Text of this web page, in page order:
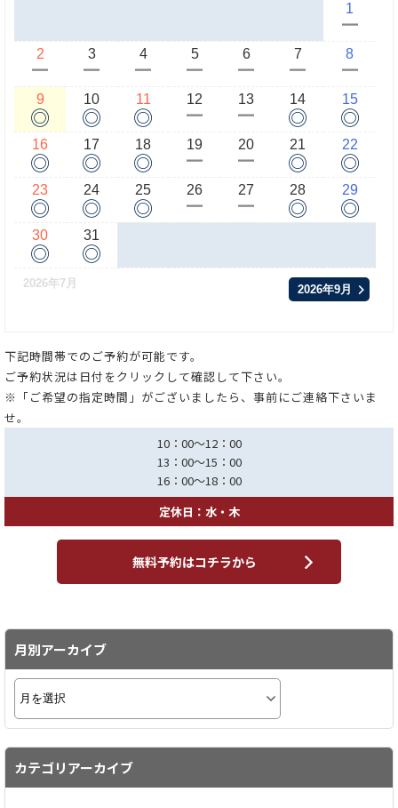
1
ー
2
ー
3
ー
4
ー
5
ー
6
ー
7
ー
8
ー
9
◎
10
◎
11
◎
12
ー
13
ー
14
◎
15
◎
16
◎
17
◎
18
◎
19
ー
20
ー
21
◎
22
◎
23
◎
24
◎
25
◎
26
ー
27
ー
28
◎
29
◎
30
◎
31
◎
2026年7月 2026年9月
下記時間帯でのご予約が可能です。
ご予約状況は日付をクリックして確認して下さい。
※「ご希望の指定時間」がございましたら、事前にご連絡下さいま
せ。
10：00～12：00
13：00～15：00
16：00～18：00
定休日：水・木
無料予約はコチラから
月別アーカイブ
カテゴリアーカイブ